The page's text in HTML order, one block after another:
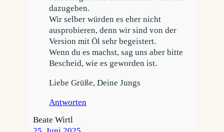
dazugeben.
Wir selber würden es eher nicht
ausprobieren, denn wir sind von der
Version mit Öl sehr begeistert.
Wenn du es machst, sag uns aber bitte
Bescheid, wie es geworden ist.
Liebe Grüße, Deine Jungs
Antworten
Beate Wirtl